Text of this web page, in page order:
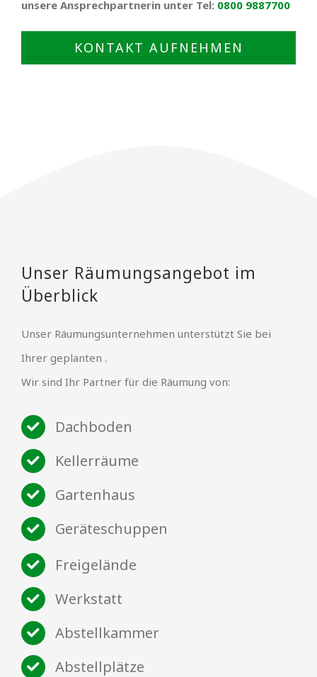
unsere Ansprechpartnerin unter Tel: 0800 9887700
KONTAKT AUFNEHMEN
Unser Räumungsangebot im
Überblick
Unser Räumungsunternehmen unterstützt Sie bei
Ihrer geplanten .
Wir sind Ihr Partner für die Räumung von:
Dachboden
Kellerräume
Gartenhaus
Geräteschuppen
Freigelände
Werkstatt
Abstellkammer
Abstellplätze